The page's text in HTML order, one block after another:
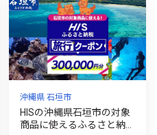
沖縄県 石垣市
HISの沖縄県石垣市の対象
商品に使えるふるさと納税